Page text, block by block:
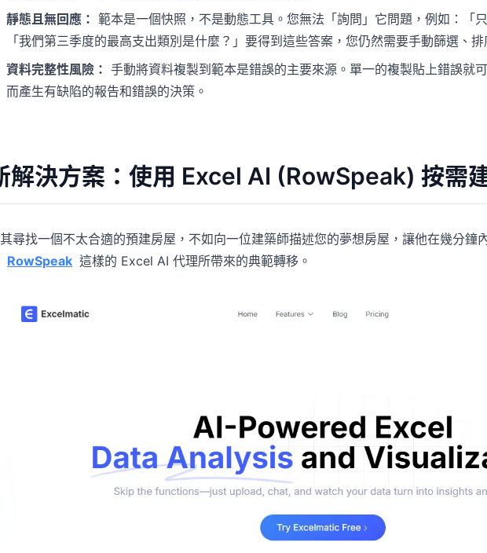
靜態且無回應： 範本是一個快照，不是動態工具。您無法「詢問」它問題，例如：「
「我們第三季度的最高支出類別是什麼？」要得到這些答案，您仍然需要手動篩選、
資料完整性風險： 手動將資料複製到範本是錯誤的主要來源。單一的複製貼上錯誤就
而產生有缺陷的報告和錯誤的決策。
解決方案：使用 Excel AI (RowSpeak) 按需
尋找一個不太合適的預建房屋，不如向一位建築師描述您的夢想房屋，讓他在幾分鐘
RowSpeak 這樣的 Excel AI 代理所帶來的典範轉移。